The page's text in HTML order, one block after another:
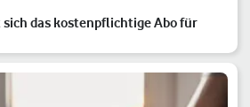
das kostenpflichtige Abo für